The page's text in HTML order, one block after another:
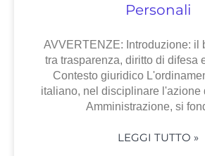
Personali
AVVERTENZE: Introduzione: il
tra trasparenza, diritto di difesa
Contesto giuridico
italiano, nel disciplinare l'azione
Amministrazione, si
LEGGI TUTTO »